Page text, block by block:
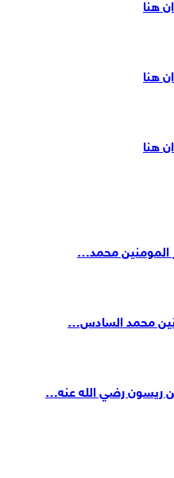
هنا
هنا
هنا
المومنين محمد…
محمد السادس…
ريسون رضي الله عنه…